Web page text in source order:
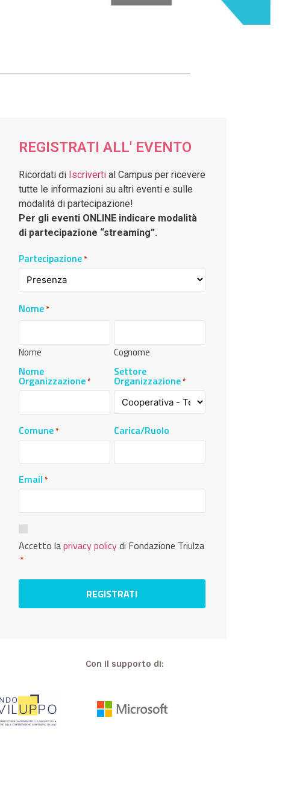
REGISTRATI ALL' EVENTO
Ricordati di Iscrivertial Campus per ricevere
tutte le informazioni su altri eventi e sulle
modalità di partecipazione!
Per gli eventi ONLINE indicare modalità
di partecipazione “streaming”.
Partecipazione*
Nome*
Nome Cognome
Nome
Organizzazione*
Settore
Organizzazione*
Comune* Carica/Ruolo
Email *
Consenso
Privacy
*
Accetto laprivacy policydi Fondazione Triulza
*
Con il supporto di: